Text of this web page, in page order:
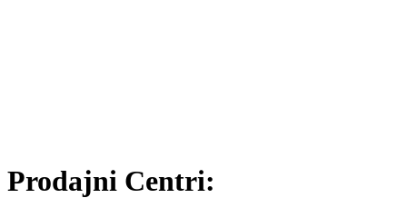
Prodajni Centri: